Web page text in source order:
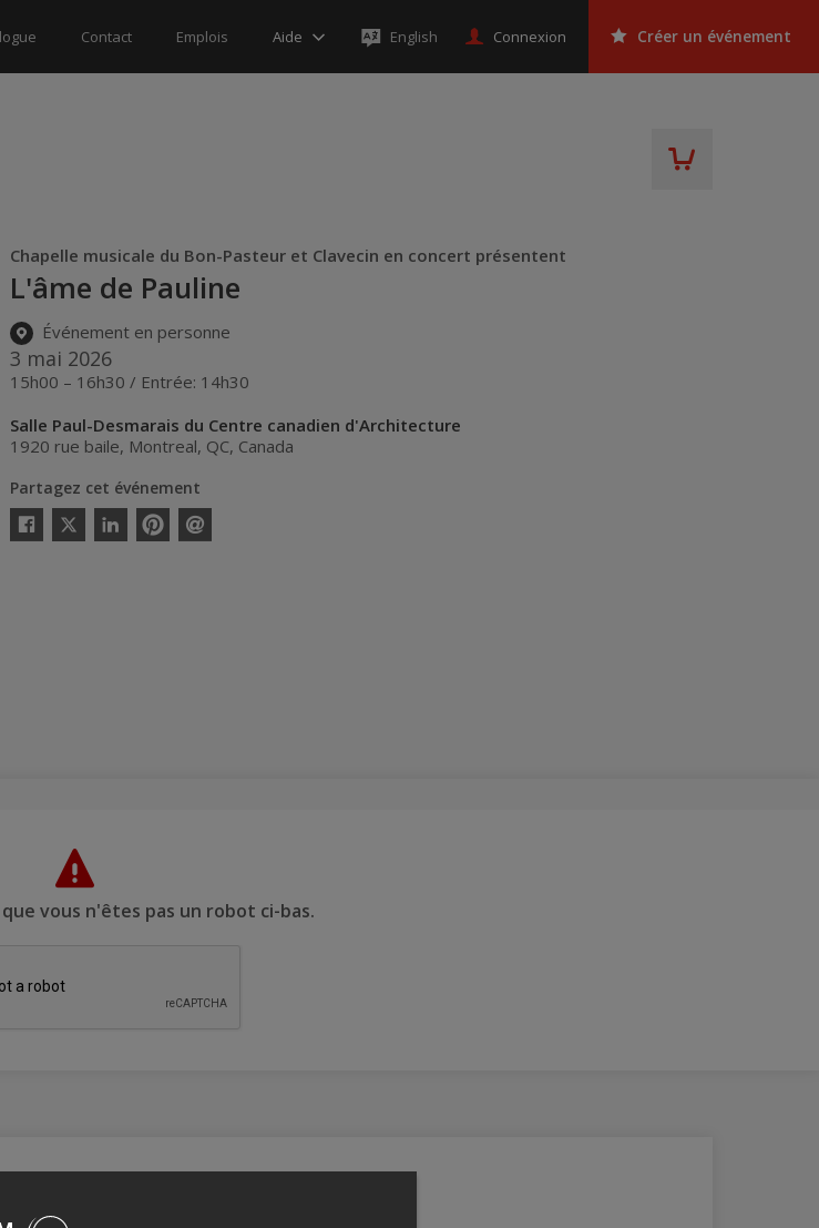
Contact Emplois Aide English Connexion Créer un événement
Chapelle musicale du Bon-Pasteur et Clavecin en concert présentent
L'âme de Pauline
Événement en personne
3 mai 2026
15h00 – 16h30 / Entrée: 14h30
Salle Paul-Desmarais du Centre canadien d'Architecture
1920 rue baile, Montreal, QC, Canada
Partagez cet événement
Facebook
Twitter
LinkedinPinterestEnvoyer
vous n'êtes pas un robot ci-bas.